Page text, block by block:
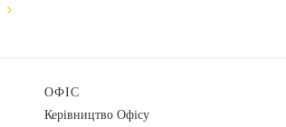
ОФІС
Керівництво Офісу